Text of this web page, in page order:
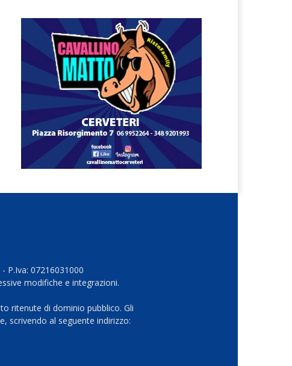
P.Iva: 07216031000
modifiche e integrazioni.
ritenute di dominio pubblico. Gli
scrivendo al seguente indirizzo: